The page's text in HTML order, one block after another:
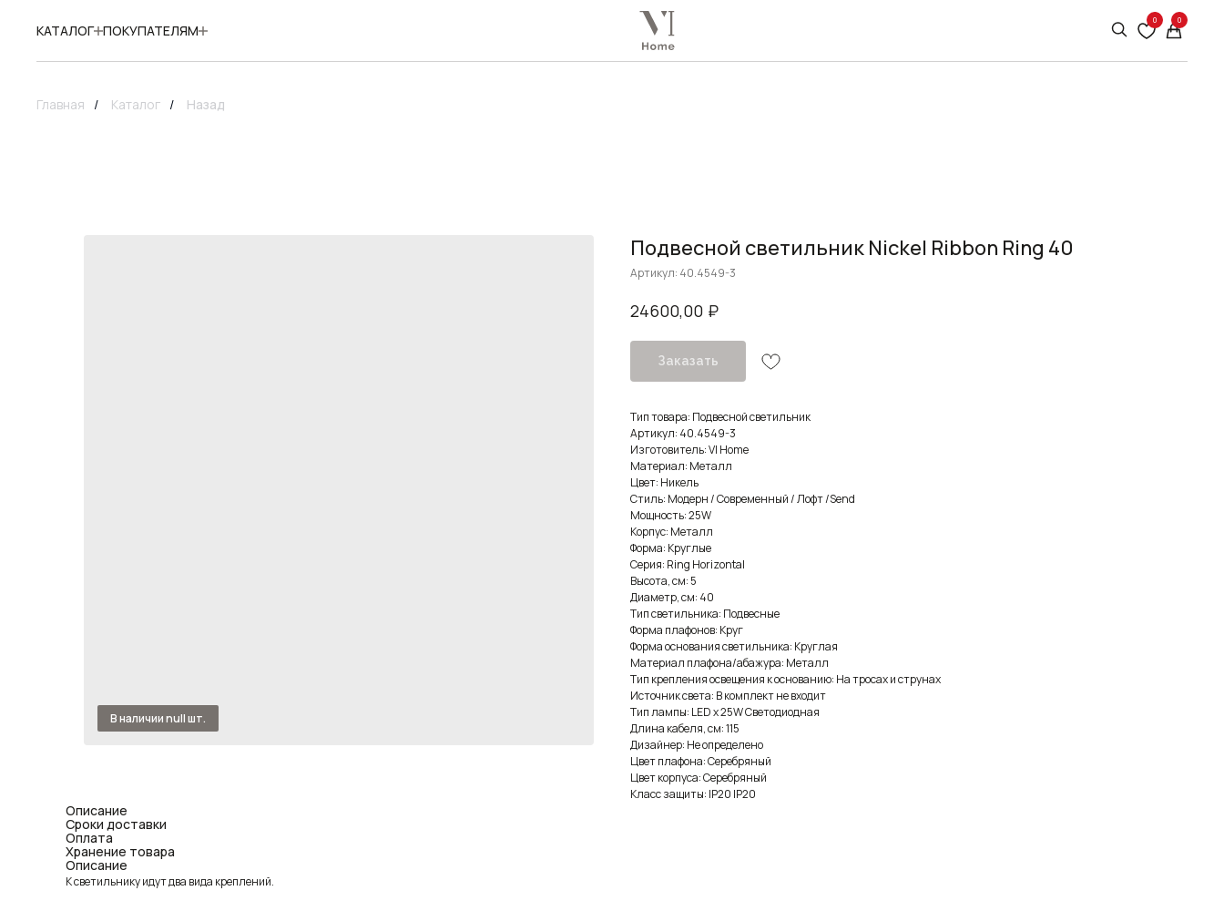
КАТАЛОГ ПОКУПАТЕЛЯМ
0 0
Главная / Каталог / Назад
Подвесной светильник Nickel Ribbon Ring 40
Артикул: 40.4549-3
24600,00 ₽
Заказать
Тип товара: Подвесной светильник
Артикул: 40.4549-3
Изготовитель: VI Home
Материал: Металл
Цвет: Никель
Стиль: Модерн / Современный / Лофт /Send
Мощность: 25W
Корпус: Металл
Форма: Круглые
Серия: Ring Horizontal
Высота, см: 5
Диаметр, см: 40
Тип светильника: Подвесные
Форма плафонов: Круг
Форма основания светильника: Круглая
Материал плафона/абажура: Металл
Тип крепления освещения к основанию: На тросах и струнах
Источник света: В комплект не входит
Тип лампы: LED x 25W Светодиодная
Длина кабеля, см: 115
Дизайнер: Не определено
Цвет плафона: Серебряный
Цвет корпуса: Серебряный
Класс защиты: IP20 IP20
Описание
Сроки доставки
Оплата
Хранение товара
Описание
К светильнику идут два вида креплений.